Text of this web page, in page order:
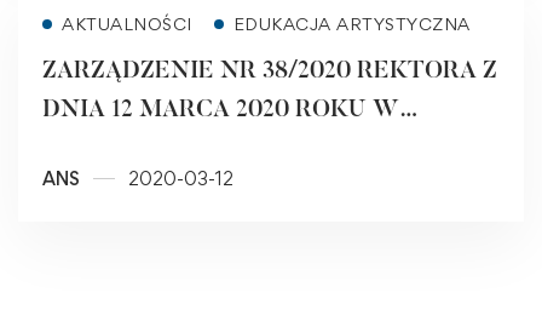
AKTUALNOŚCI EDUKACJA ARTYSTYCZNA
ZARZĄDZENIE NR 38/2020 REKTORA Z
DNIA 12 MARCA 2020 ROKU W
ROZPRZESTRZENIANIU SIĘ WIRUSA
ANS 2020-03-12